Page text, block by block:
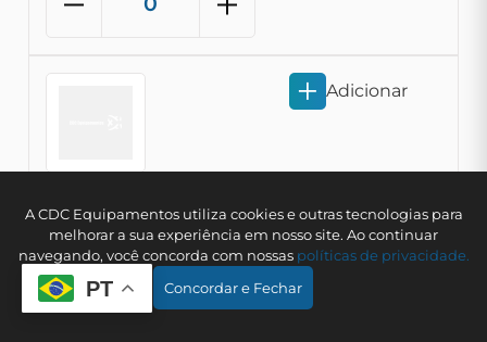
PT
Cod CDC: 19785Marca: GERAL
Adicionar
A CDC Equipamentos utiliza cookies e outras tecnologias para
melhorar a sua experiência em nosso site. Ao continuar
navegando, você concorda com nossas polí­ticas de privacidade.
Concordar e Fechar